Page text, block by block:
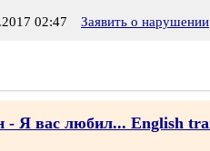
02:47 Заявить о нарушении
Я вас любил... English